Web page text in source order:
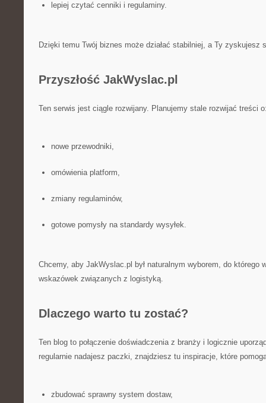
lepiej czytać cenniki i regulaminy.
Dzięki temu Twój biznes może działać stabilniej, a Ty zyskujesz
Przyszłość JakWyslac.pl
Ten serwis jest ciągle rozwijany. Planujemy stale rozwijać treści
nowe przewodniki,
omówienia platform,
zmiany regulaminów,
gotowe pomysły na standardy wysyłek.
Chcemy, aby JakWyslac.pl był naturalnym wyborem, do którego
wskazówek związanych z logistyką.
Dlaczego warto tu zostać?
Ten blog to połączenie doświadczenia z branży i logicznie
regularnie nadajesz paczki, znajdziesz tu inspiracje, które
zbudować sprawny system dostaw,